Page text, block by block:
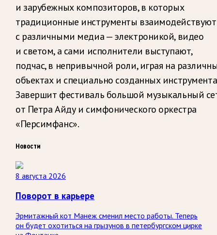
и зарубежных композиторов, в которых
традиционные инструменты взаимодействуют
с различными медиа — электроникой, видео
и светом, а сами исполнители выступают,
подчас, в непривычной роли, играя на
объектах и специально созданных
Завершит фестиваль большой музыкальный
от Петра Айду и симфонического оркестра
«Персимфанс».
Новости
8 августа 2026
Поворот в карьере
Эрмитажный кот Манеж сменил место работы. Теперь
он будет охотиться на грызунов в петербургском цирке